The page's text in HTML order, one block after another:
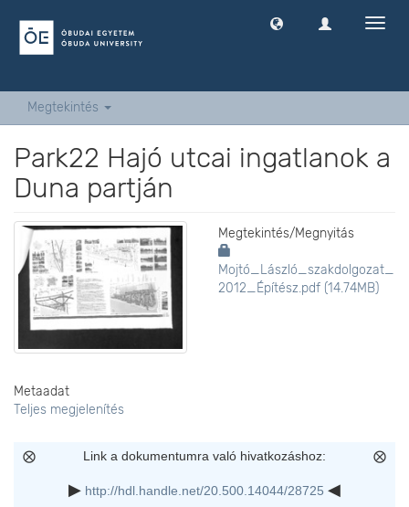
Megtekintés
Park22 Hajó utcai ingatlanok a
Duna partján
Megtekintés/Megnyitás
Mojtó_László_szakdolgozat_
2012_Építész.pdf (14.74MB)
Metaadat
Teljes megjelenítés
Link a dokumentumra való hivatkozáshoz:
http://hdl.handle.net/20.500.14044/28725